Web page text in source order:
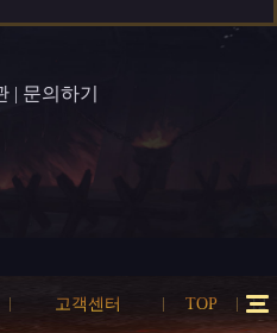
| 문의하기
고객센터 TOP 12